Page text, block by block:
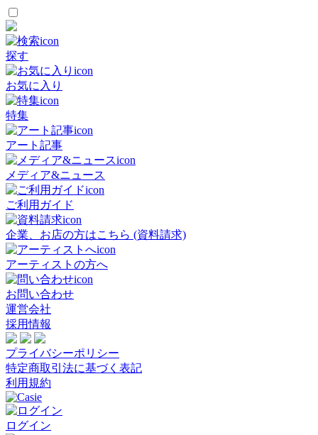
探す
お気に入り
特集
アート記事
メディア&ニュース
ご利用ガイド
企業、お店の方はこちら (資料請求)
アーティストの方へ
お問い合わせ
運営会社
採用情報
プライバシーポリシー
特定商取引法に基づく表記
利用規約
ログイン